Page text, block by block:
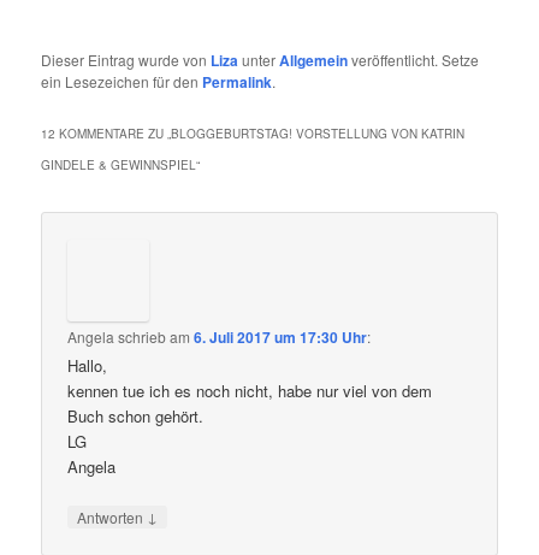
Dieser Eintrag wurde von LizaunterAllgemeinveröffentlicht. Setze
ein Lesezeichen für den Permalink.
12 KOMMENTARE ZU „BLOGGEBURTSTAG! VORSTELLUNG VON KATRIN
GINDELE & GEWINNSPIEL“
Angela schriebam6. Juli 2017 um 17:30 Uhr:
Hallo,
kennen tue ich es noch nicht, habe nur viel von dem
Buch schon gehört.
LG
Angela
Antworten ↓